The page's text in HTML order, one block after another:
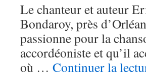
Le chanteur et auteur
Bondaroy, près
passionne pour la
accordéoniste et qu’il
où … Continuer la